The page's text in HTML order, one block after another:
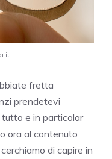
fretta
prendetevi
tutto e in particolar
ora al contenuto
di capire in